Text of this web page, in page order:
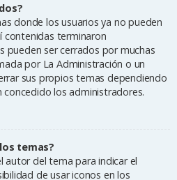
donde los usuarios ya no pueden
contenidas terminaron
pueden ser cerrados por muchas
por La Administración o un
sus propios temas dependiendo
los administradores.
temas?
autor del tema para indicar el
de usar iconos en los